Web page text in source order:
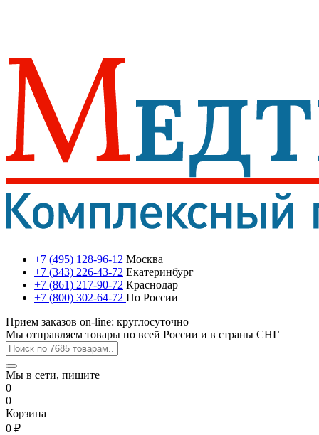
+7 (495) 128-96-12 Москва
+7 (343) 226-43-72 Екатеринбург
+7 (861) 217-90-72 Краснодар
+7 (800) 302-64-72 По России
Прием заказов on-line: круглосуточно
Мы отправляем товары по всей России и в страны СНГ
Мы в сети, пишите
0
0
Корзина
0 ₽